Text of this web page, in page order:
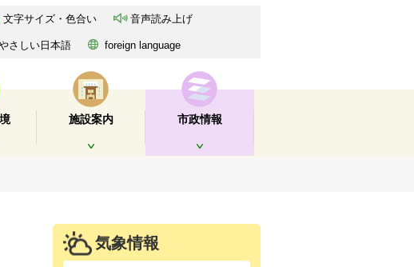
文字サイズ・色合い 音声読み上げ
さしい日本語 foreign language
施設案内 市政情報
気象情報